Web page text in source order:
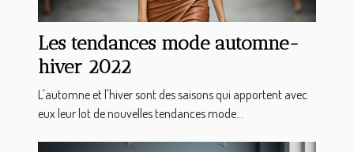
Les tendances mode automne-
hiver 2022
L'automne et l'hiver sont des saisons qui apportent avec
eux leur lot de nouvelles tendances mode...